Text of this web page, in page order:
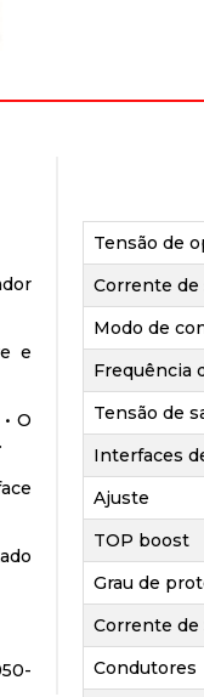
e
O
Tensão de
Corrente de
Modo de
Frequência
Tensão de
Interfaces
Ajuste
TOP boost
Grau de
Corrente de
Condutores